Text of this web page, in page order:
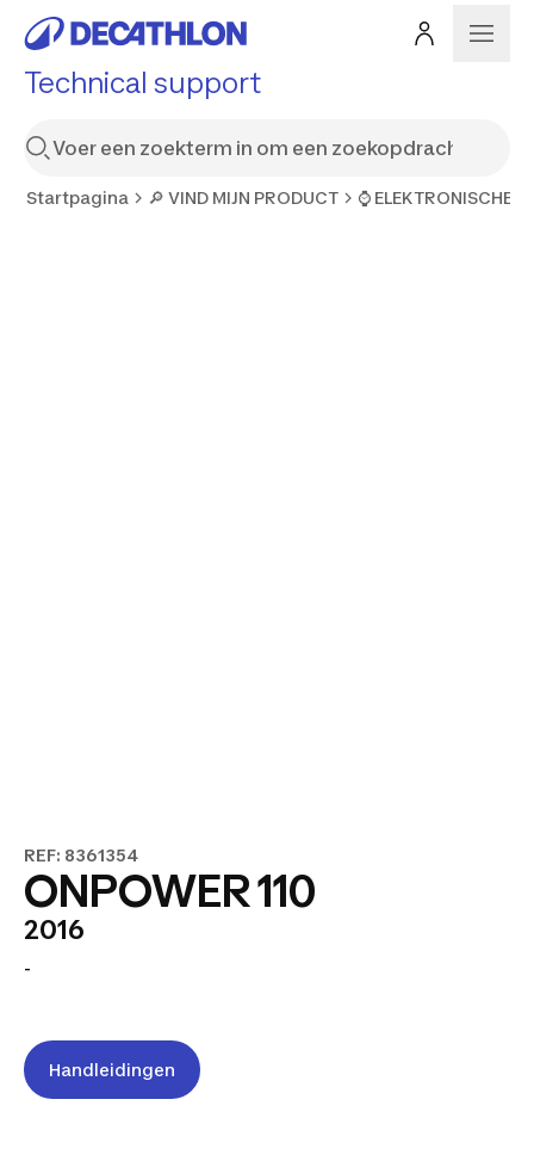
Technical support
Startpagina 🔎 VIND MIJN PRODUCT ⌚ ELEKTRONISCHE
REF: 8361354
ONPOWER 110
2016
-
Handleidingen